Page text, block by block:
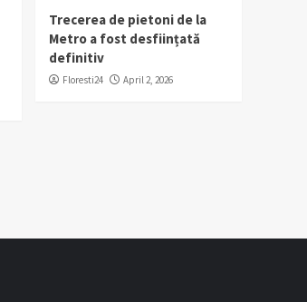
Trecerea de pietoni de la
Metro a fost desființată
definitiv
Floresti24 April 2, 2026